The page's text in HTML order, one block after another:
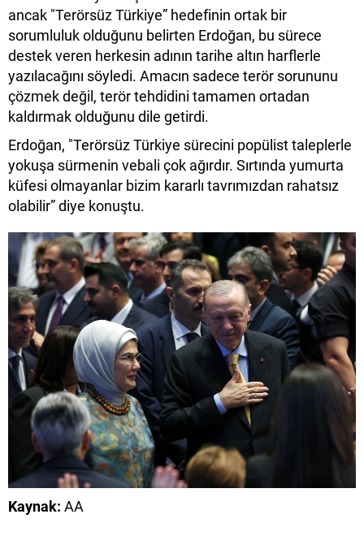
ancak "Terörsüz Türkiye” hedefinin ortak bir
sorumluluk olduğunu belirten Erdoğan, bu sürece
destek veren herkesin adının tarihe altın harflerle
yazılacağını söyledi. Amacın sadece terör sorununu
çözmek değil, terör tehdidini tamamen ortadan
kaldırmak olduğunu dile getirdi.
Erdoğan, "Terörsüz Türkiye sürecini popülist taleplerle
yokuşa sürmenin vebali çok ağırdır. Sırtında yumurta
küfesi olmayanlar bizim kararlı tavrımızdan rahatsız
olabilir” diye konuştu.
Kaynak: AA